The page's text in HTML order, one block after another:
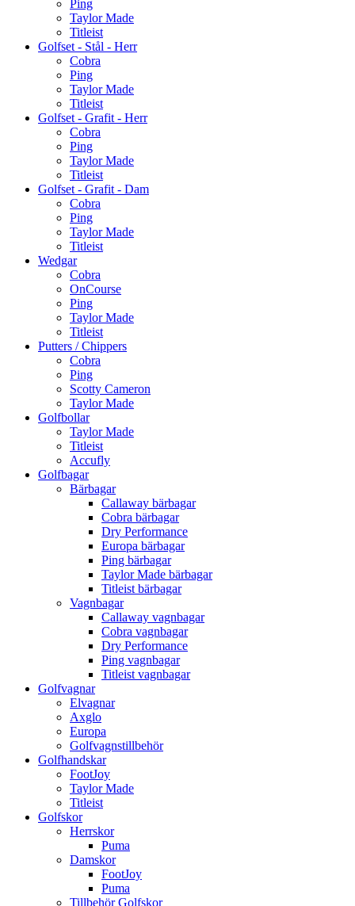
Ping
Taylor Made
Titleist
Golfset - Stål - Herr
Cobra
Ping
Taylor Made
Titleist
Golfset - Grafit - Herr
Cobra
Ping
Taylor Made
Titleist
Golfset - Grafit - Dam
Cobra
Ping
Taylor Made
Titleist
Wedgar
Cobra
OnCourse
Ping
Taylor Made
Titleist
Putters / Chippers
Cobra
Ping
Scotty Cameron
Taylor Made
Golfbollar
Taylor Made
Titleist
Accufly
Golfbagar
Bärbagar
Callaway bärbagar
Cobra bärbagar
Dry Performance
Europa bärbagar
Ping bärbagar
Taylor Made bärbagar
Titleist bärbagar
Vagnbagar
Callaway vagnbagar
Cobra vagnbagar
Dry Performance
Ping vagnbagar
Titleist vagnbagar
Golfvagnar
Elvagnar
Axglo
Europa
Golfvagnstillbehör
Golfhandskar
FootJoy
Taylor Made
Titleist
Golfskor
Herrskor
Puma
Damskor
FootJoy
Puma
Tillbehör Golfskor